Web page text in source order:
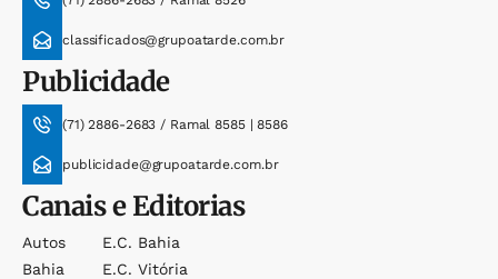
classificados@grupoatarde.com.br
Publicidade
(71) 2886-2683 / Ramal 8585 | 8586
publicidade@grupoatarde.com.br
Canais e Editorias
Autos
Bahia
E.c. Bahia
E.c. Vitória